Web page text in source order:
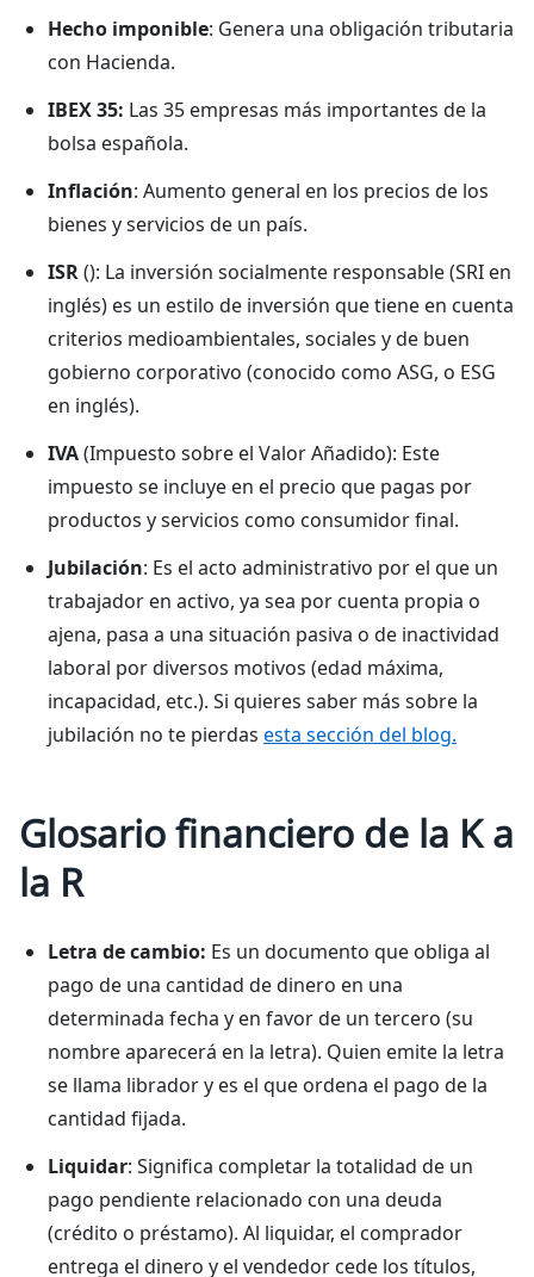
Hecho imponible: Genera una obligación tributaria
con Hacienda.
IBEX 35: Las 35 empresas más importantes de la
bolsa española.
Inflación: Aumento general en los precios de los
bienes y servicios de un país.
ISR(): La inversión socialmente responsable (SRI en
inglés) es un estilo de inversión que tiene en cuenta
criterios medioambientales, sociales y de buen
gobierno corporativo (conocido como ASG, o ESG
en inglés).
IVA(Impuesto sobre el Valor Añadido): Este
impuesto se incluye en el precio que pagas por
productos y servicios como consumidor final.
Jubilación: Es el acto administrativo por el que un
trabajador en activo, ya sea por cuenta propia o
ajena, pasa a una situación pasiva o de inactividad
laboral por diversos motivos (edad máxima,
incapacidad, etc.). Si quieres saber más sobre la
jubilación no te pierdas esta sección del blog.
Glosario financiero de la K a
la R
Letra de cambio: Es un documento que obliga al
pago de una cantidad de dinero en una
determinada fecha y en favor de un tercero (su
nombre aparecerá en la letra). Quien emite la letra
se llama librador y es el que ordena el pago de la
cantidad fijada.
Liquidar: Significa completar la totalidad de un
pago pendiente relacionado con una deuda
(crédito o préstamo). Al liquidar, el comprador
entrega el dinero y el vendedor cede los títulos,